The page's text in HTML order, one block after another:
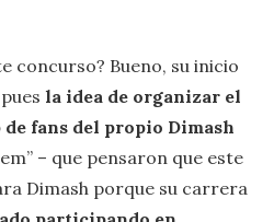
concurso? Bueno, su inicio
la idea de organizar el
fans del propio Dimash
– que pensaron que este
Dimash porque su carrera